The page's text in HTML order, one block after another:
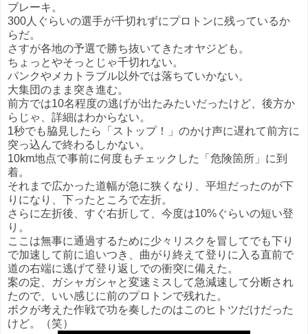
ブレーキ。
300人ぐらいの選手が千切れずにプロトンに残っているか
らだ。
さすが各地の予選で勝ち抜いてきたオヤジども。
ちょっとやそっとじゃ千切れない。
パンクやメカトラブル以外では落ちていかない。
大集団のまま突き進む。
前方では10名程度の逃げが出たみたいだったけど、後方か
らじゃ、詳細はわからない。
1秒でも脇見したら「ストップ！」のかけ声に遅れて前方に
突っ込んで終わるしかない。
10km地点で事前に何度もチェックした「危険箇所」に到
着。
それまで広かった道幅が急に狭くなり、平坦だったのが下
りになり、下ったところで左折。
さらに左折後、すぐ右折して、今度は10%ぐらいの短い登
り。
ここは無事に通過するために少々リスクを冒してでも下り
で加速して前に追いつき、曲がり終えて登りに入る直前で
道の右端に逃げて登り返しでの衝突に備えた。
案の定、ガシャガシャと変速ミスして急減速して分断され
たので、いい感じに前のプロトンで残れた。
ボクが考えた作戦で功を奏したのはこのヒトツだけだった
けど。（笑）